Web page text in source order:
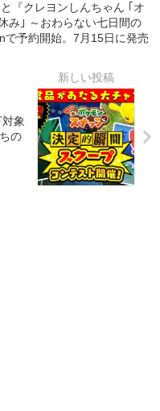
と『クレヨンしんちゃん ｢オ
み｣ ～おわらない七日間の
で予約開始。7月15日に発売
象
の